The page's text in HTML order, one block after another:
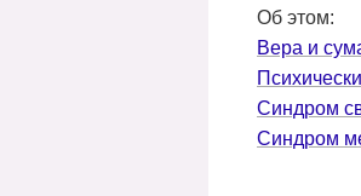
Об этом:
Вера и
Синдром
Синдром